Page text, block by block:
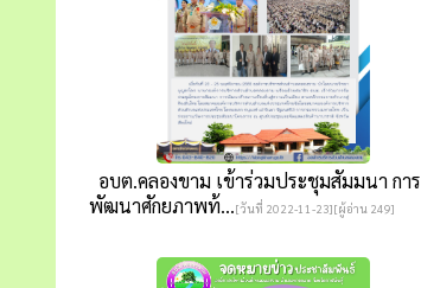
อบต.คลองขาม เข้าร่วมประชุมสัมมนา การ
พัฒนาศักยภาพท้...[วันที่ 2022-11-23][ผู้อ่าน 249]